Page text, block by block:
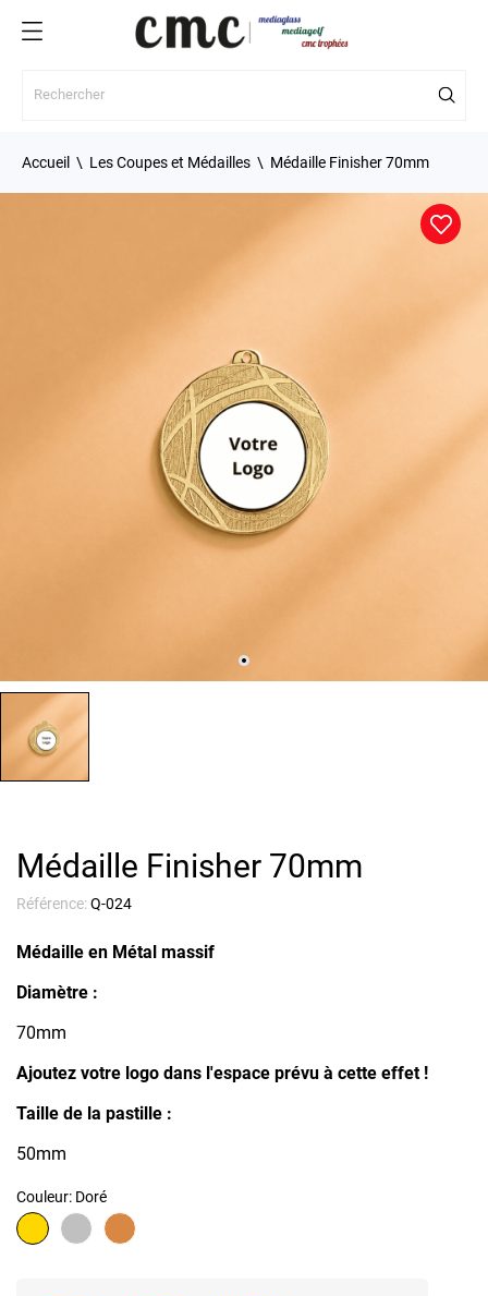
Accueil Les Coupes et Médailles Médaille Finisher 70mm
Médaille Finisher 70mm
Référence:Q-024
Médaille en Métal massif
Diamètre :
70mm
Ajoutez votre logo dans l'espace prévu à cette effet !
Taille de la pastille :
50mm
Couleur: Doré
Doré ArgentBronze